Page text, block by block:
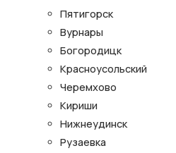
Пятигорск
Вурнары
Богородицк
Красноусольский
Черемхово
Кириши
Нижнеудинск
Рузаевка